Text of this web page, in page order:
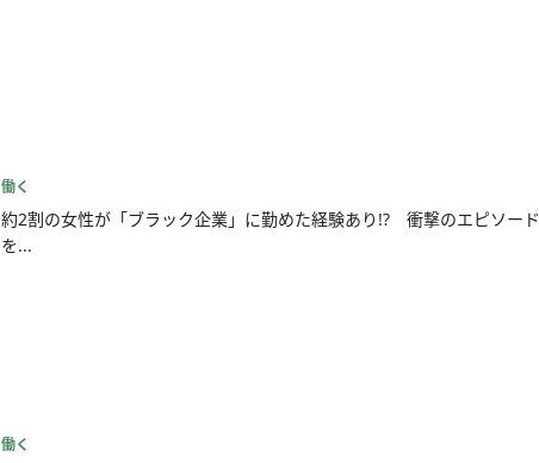
働く
約2割の女性が「ブラック企業」に勤めた経験あり!? 衝撃のエピソード
を...
働く